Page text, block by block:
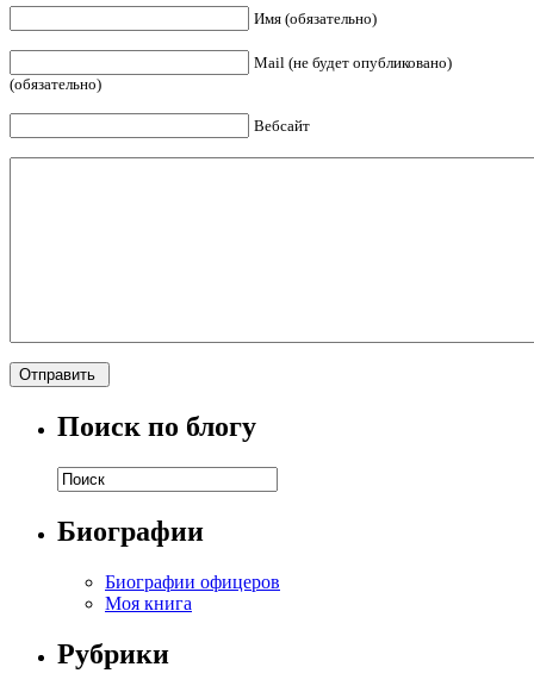
Имя (обязательно)
Mail (не будет опубликовано)
(обязательно)
Вебсайт
Поиск по блогу
Биографии
Биографии офицеров
Моя книга
Рубрики